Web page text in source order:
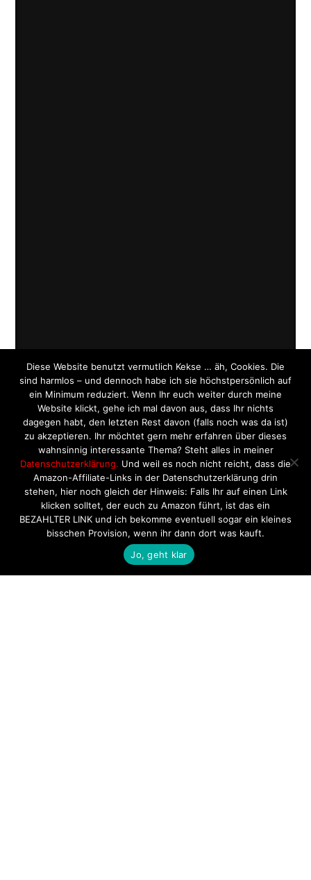
Diese Website benutzt vermutlich Kekse … äh, Cookies. Die
sind harmlos – und dennoch habe ich sie höchstpersönlich auf
ein Minimum reduziert. Wenn Ihr euch weiter durch meine
Website klickt, gehe ich mal davon aus, dass Ihr nichts
dagegen habt, den letzten Rest davon (falls noch was da ist)
zu akzeptieren. Ihr möchtet gern mehr erfahren über dieses
wahnsinnig interessante Thema? Steht alles in meiner
Datenschutzerklärung. Und weil es noch nicht reicht, dass die
Amazon-Affiliate-Links in der Datenschutzerklärung drin
stehen, hier noch gleich der Hinweis: Falls Ihr auf einen Link
klicken solltet, der euch zu Amazon führt, ist das ein
BEZAHLTER LINK und ich bekomme eventuell sogar ein kleines
bisschen Provision, wenn ihr dann dort was kauft.
Jo, geht klar